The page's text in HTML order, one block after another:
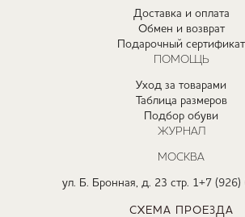
Доставка и оплата
Обмен и возврат
Подарочный сертификат
ПОМОЩЬ
Уход за товарами
Таблица размеров
Подбор обуви
ЖУРНАЛ
МОСКВА
ул. Б. Бронная, д. 23 стр. 1+7
СХЕМА ПРОЕЗДА